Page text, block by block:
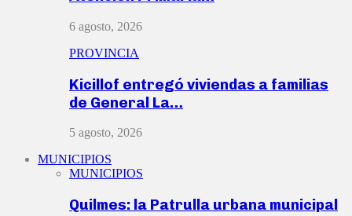
6 agosto, 2026
PROVINCIA
Kicillof entregó viviendas a familias
de General La…
5 agosto, 2026
MUNICIPIOS
MUNICIPIOS
Quilmes: la Patrulla urbana municipal